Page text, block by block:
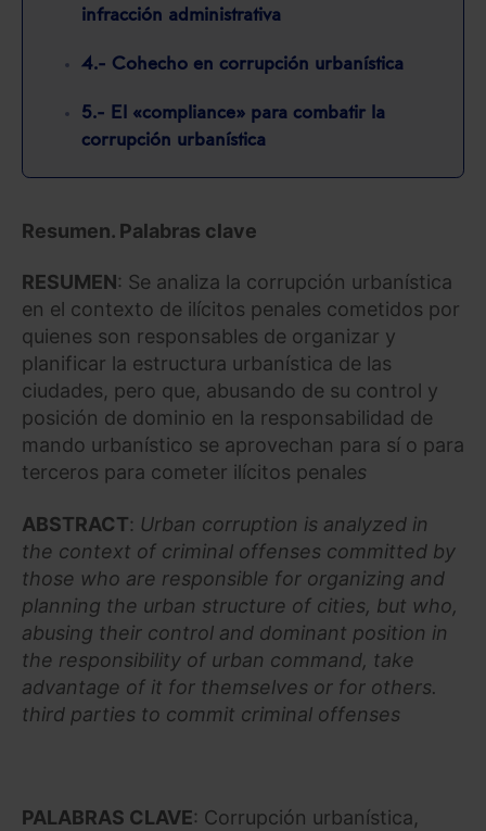
infracción administrativa
4.- Cohecho en corrupción urbanística
5.- El «compliance» para combatir la
corrupción urbanística
Resumen. Palabras clave
RESUMEN: Se analiza la corrupción urbanística
en el contexto de ilícitos penales cometidos por
quienes son responsables de organizar y
planificar la estructura urbanística de las
ciudades, pero que, abusando de su control y
posición de dominio en la responsabilidad de
mando urbanístico se aprovechan para sí o para
terceros para cometer ilícitos penales
ABSTRACT: Urban corruption is analyzed in
the context of criminal offenses committed by
those who are responsible for organizing and
planning the urban structure of cities, but who,
abusing their control and dominant position in
the responsibility of urban command, take
advantage of it for themselves or for others.
third parties to commit criminal offenses
PALABRAS CLAVE: Corrupción urbanística,